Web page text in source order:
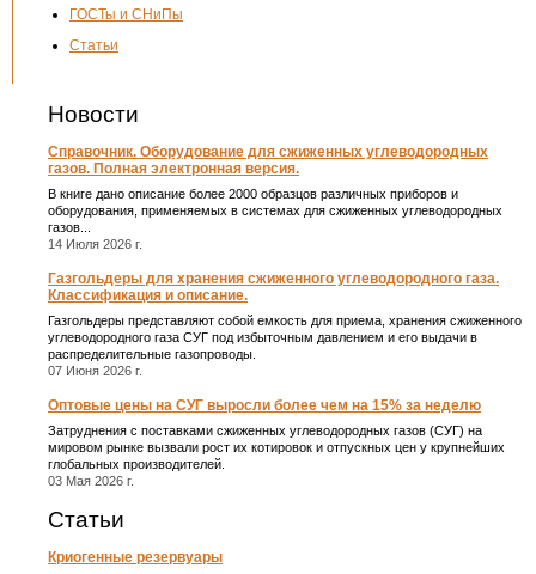
ГОСТы и СНиПы
Статьи
Новости
Справочник. Оборудование для сжиженных углеводородных
газов. Полная электронная версия.
В книге дано описание более 2000 образцов различных приборов и
оборудования, применяемых в системах для сжиженных углеводородных
газов...
14 Июля 2026 г.
Газгольдеры для хранения сжиженного углеводородного газа.
Классификация и описание.
Газгольдеры представляют собой емкость для приема, хранения сжиженного
углеводородного газа СУГ под избыточным давлением и его выдачи в
распределительные газопроводы.
07 Июня 2026 г.
Оптовые цены на СУГ выросли более чем на 15% за неделю
Затруднения с поставками сжиженных углеводородных газов (СУГ) на
мировом рынке вызвали рост их котировок и отпускных цен у крупнейших
глобальных производителей.
03 Мая 2026 г.
Статьи
Криогенные резервуары